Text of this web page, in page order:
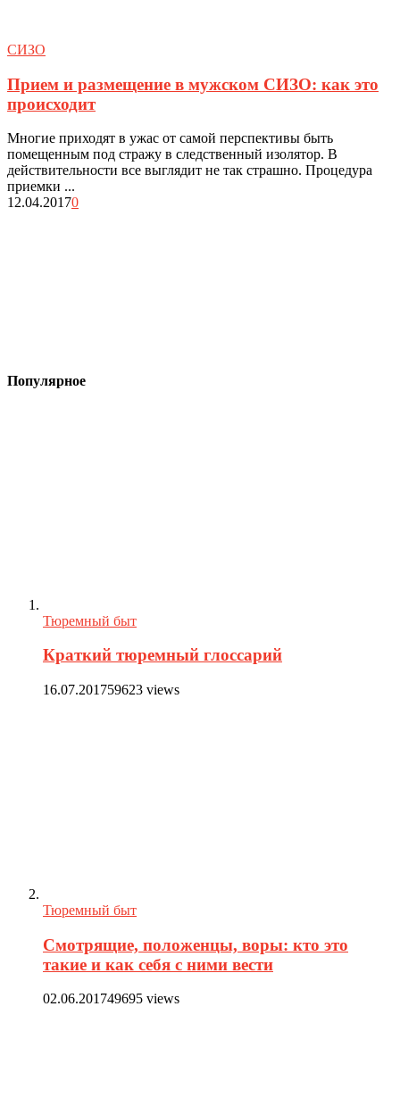
СИЗО
Прием и размещение в мужском СИЗО: как это
происходит
Многие приходят в ужас от самой перспективы быть
помещенным под стражу в следственный изолятор. В
действительности все выглядит не так страшно. Процедура
приемки ...
12.04.20170
Популярное
Тюремный быт
Краткий тюремный глоссарий
16.07.201759623 views
Тюремный быт
Смотрящие, положенцы, воры: кто это
такие и как себя с ними вести
02.06.201749695 views